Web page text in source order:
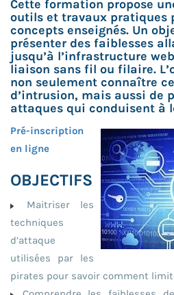
Cette formation propose
outils et travaux pratiques
concepts enseignés. Un
présenter des faiblesses
jusqu’à l’infrastructure
liaison sans fil ou filaire.
non seulement connaître
d’intrusion, mais aussi de
attaques qui conduisent à
Pré-inscription
en ligne
OBJECTIFS
Maitriser les
techniques
d’attaque
utilisées par les
pirates pour savoir comment